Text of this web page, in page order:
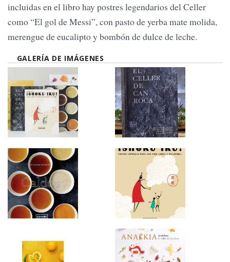
incluidas en el libro hay postres legendarios del Celler
como “El gol de Messi”, con pasto de yerba mate molida,
merengue de eucalipto y bombón de dulce de leche.
GALERÍA DE IMÁGENES